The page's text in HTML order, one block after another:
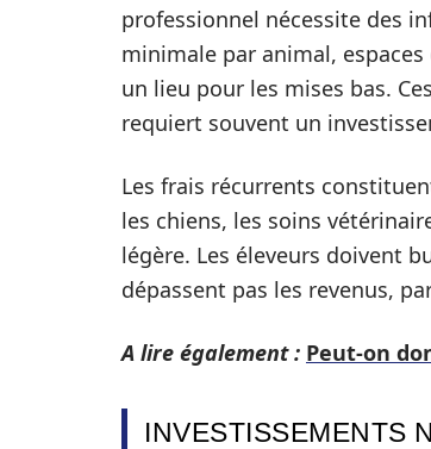
professionnel nécessite des
minimale par animal,
un lieu pour les mises bas.
requiert souvent un
Les frais récurrents
les chiens, les soins
légère. Les éleveurs doivent
dépassent pas les revenus,
A lire également : Peut-on
INVESTISSEMENTS